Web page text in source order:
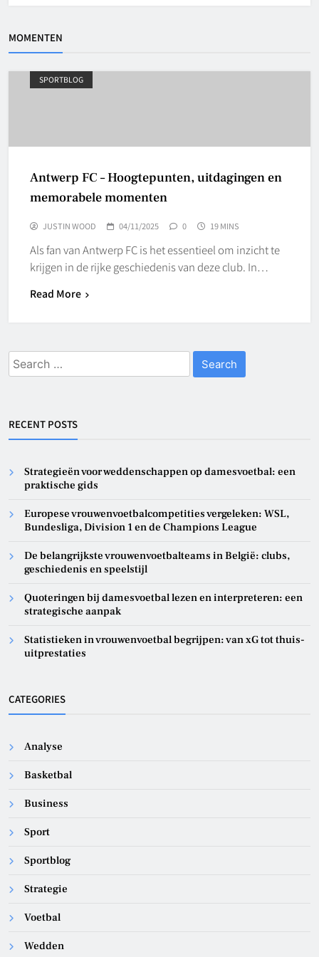
MOMENTEN
SPORTBLOG
Antwerp FC – Hoogtepunten, uitdagingen en
memorabele momenten
JUSTIN WOOD 04/11/2025 0 19 MINS
Als fan van Antwerp FC is het essentieel om inzicht te
krijgen in de rijke geschiedenis van deze club. In…
Read More
Search
for:
RECENT POSTS
Strategieën voor weddenschappen op damesvoetbal: een
praktische gids
Europese vrouwenvoetbalcompetities vergeleken: WSL,
Bundesliga, Division 1 en de Champions League
De belangrijkste vrouwenvoetbalteams in België: clubs,
geschiedenis en speelstijl
Quoteringen bij damesvoetbal lezen en interpreteren: een
strategische aanpak
Statistieken in vrouwenvoetbal begrijpen: van xG tot thuis-
uitprestaties
CATEGORIES
Analyse
Basketbal
Business
Sport
Sportblog
Strategie
Voetbal
Wedden